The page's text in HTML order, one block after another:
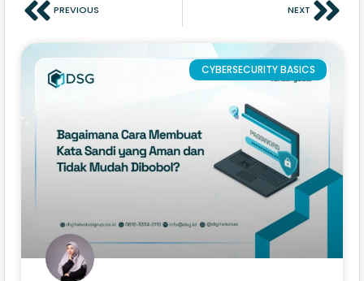
PREVIOUS NEXT
CYBERSECURITY BASICS